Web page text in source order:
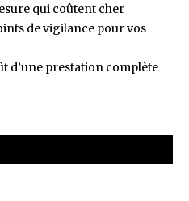
qui coûtent cher
de vigilance pour vos
d’une prestation complète